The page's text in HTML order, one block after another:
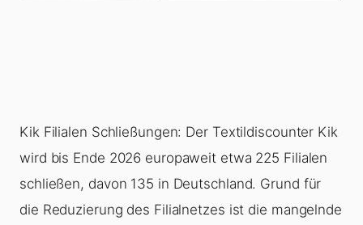
Kik Filialen Schließungen: Der Textildiscounter Kik
wird bis Ende 2026 europaweit etwa 225 Filialen
schließen, davon 135 in Deutschland. Grund für
die Reduzierung des Filialnetzes ist die mangelnde